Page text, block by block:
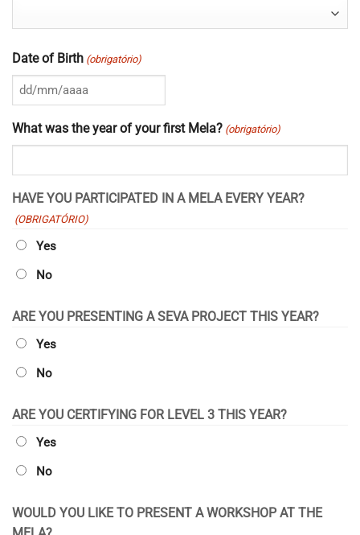
Date of Birth (obrigatório)
DD
barra
YYYY
What was the year of your first Mela? (obrigatório)
HAVE YOU PARTICIPATED IN A MELA EVERY YEAR?
(OBRIGATÓRIO)
Yes
No
ARE YOU PRESENTING A SEVA PROJECT THIS YEAR?
Yes
No
ARE YOU CERTIFYING FOR LEVEL 3 THIS YEAR?
Yes
No
WOULD YOU LIKE TO PRESENT A WORKSHOP AT THE